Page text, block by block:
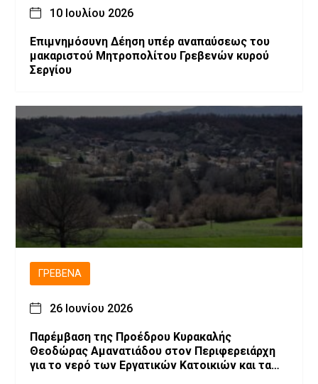
10 Ιουλίου 2026
Επιμνημόσυνη Δέηση υπέρ αναπαύσεως του
μακαριστού Μητροπολίτου Γρεβενών κυρού
Σεργίου
ΓΡΕΒΕΝΆ
26 Ιουνίου 2026
Παρέμβαση της Προέδρου Κυρακαλής
Θεοδώρας Αμανατιάδου στον Περιφερειάρχη
για το νερό των Εργατικών Κατοικιών και τα